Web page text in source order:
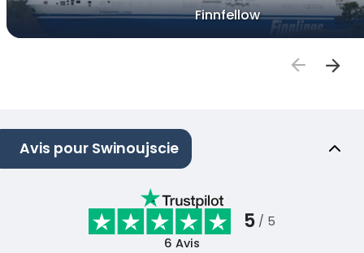
Finnfellow
Avis pour Swinoujscie
5 / 5
6 Avis